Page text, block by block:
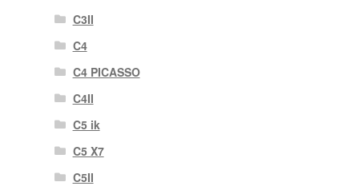
C3II
C4
C4 PICASSO
C4II
C5 ik
C5 X7
C5II